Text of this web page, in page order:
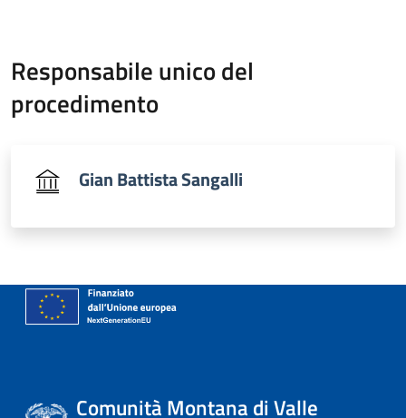
Responsabile unico del
procedimento
Gian Battista Sangalli
Comunità Montana di Valle